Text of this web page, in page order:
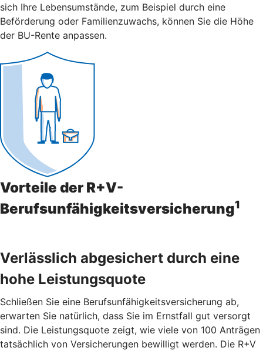
sich Ihre Lebensumstände, zum Beispiel durch eine
Beförderung oder Familienzuwachs, können Sie die Höhe
der BU-Rente anpassen.
Vorteile der R+V-
Berufsunfähigkeitsversicherung1
Verlässlich abgesichert durch eine
hohe Leistungsquote
Schließen Sie eine Berufsunfähigkeitsversicherung ab,
erwarten Sie natürlich, dass Sie im Ernstfall gut versorgt
sind. Die Leistungsquote zeigt, wie viele von 100 Anträgen
tatsächlich von Versicherungen bewilligt werden. Die R+V